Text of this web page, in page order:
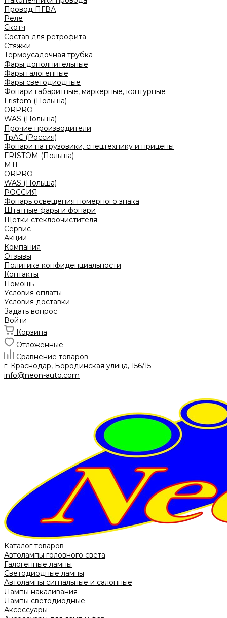
Провод ПГВА
Реле
Скотч
Состав для ретрофита
Стяжки
Термоусадочная трубка
Фары дополнительные
Фары галогенные
Фары светодиодные
Фонари габаритные, маркерные, контурные
Fristom (Польша)
ORPRO
WAS (Польша)
Прочие производители
ТрАС (Россия)
Фонари на грузовики, спецтехнику и прицепы
FRISTOM (Польша)
MTF
ORPRO
WAS (Польша)
РОССИЯ
Фонарь освещения номерного знака
Штатные фары и фонари
Щетки стеклоочистителя
Сервис
Акции
Компания
Отзывы
Политика конфиденциальности
Контакты
Помощь
Условия оплаты
Условия доставки
Задать вопрос
Войти
Корзина
Отложенные
Сравнение товаров
г. Краснодар, Бородинская улица, 156/15
info@neon-auto.com
Каталог товаров
Автолампы головного света
Галогенные лампы
Светодиодные лампы
Автолампы сигнальные и салонные
Лампы накаливания
Лампы светодиодные
Аксессуары